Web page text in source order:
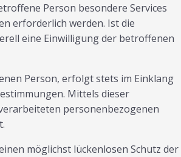
Person besondere Services
erforderlich werden. Ist die
eine Einwilligung der betroffenen
Person, erfolgt stets im Einklang
Mittels dieser
personenbezogenen
möglichst lückenlosen Schutz der